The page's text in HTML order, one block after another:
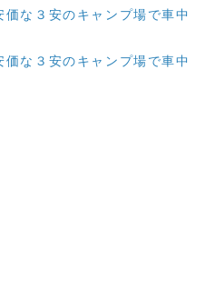
な３安のキャンプ場で車中
な３安のキャンプ場で車中